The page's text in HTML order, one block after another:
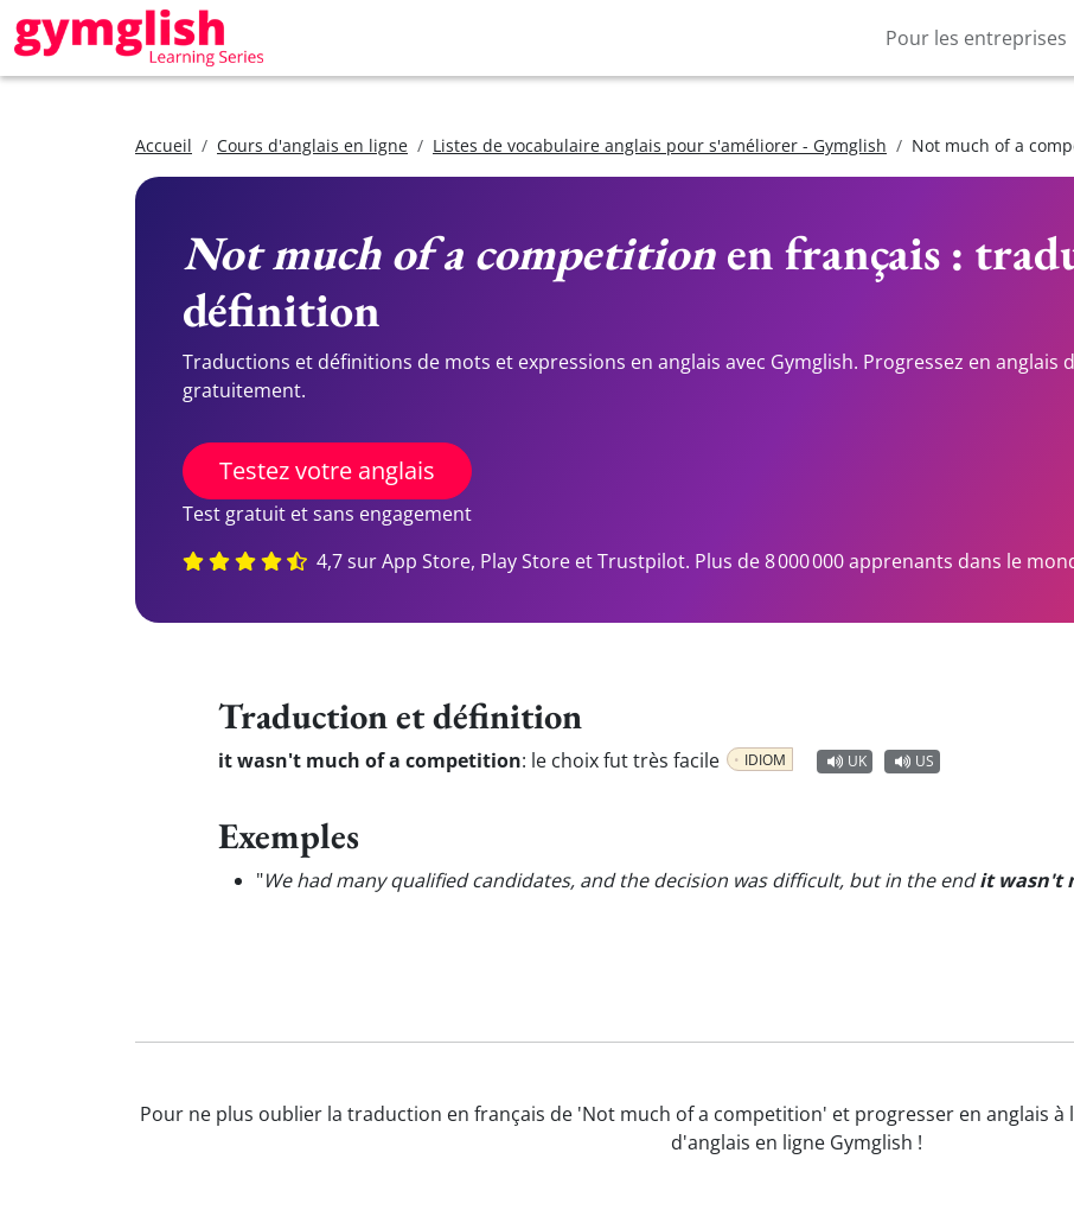
Pour les entreprises
Accueil Cours d'anglais en ligne Listes de vocabulaire anglais pour s'améliorer - Gymglish Not much of a
Not much of a competitionen français :
définition
Traductions et définitions de mots et expressions en anglais avec Gymglish. Progressez en
gratuitement.
Testez votre anglais
Test gratuit et sans engagement
4,7 sur App Store, Play Store et Trustpilot. Plus de 8 000 000 apprenants dans le
Traduction et définition
it wasn't much of a competition: le choix fut très facile IDIOM UK US
Exemples
"We had many qualified candidates, and the decision was difficult, but in the endit wasn't
Pour ne plus oublier la traduction en français de 'Not much of a competition' et progresser en anglais
d'anglais en ligne Gymglish !